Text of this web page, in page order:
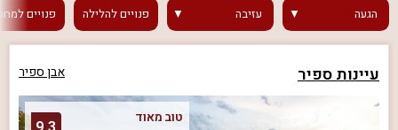
הגעה עזיבה פנוייםלהלילה פנויים
עיינות ספיר אבן ספיר
טוב מאוד